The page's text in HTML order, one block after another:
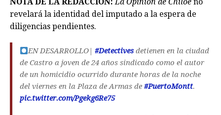
revelará la identidad del imputado a la espera de
diligencias pendientes.
EN DESARROLLO|#Detectives detienen en la ciudad
de Castro a joven de 24 años sindicado como el autor
de un homicidio ocurrido durante horas de la noche
del viernes en la Plaza de Armas de #PuertoMontt.
pic.twitter.com/Pgekg6Re75